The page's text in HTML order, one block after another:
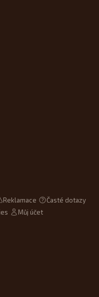
Reklamace
Časté dotazy
Můj účet